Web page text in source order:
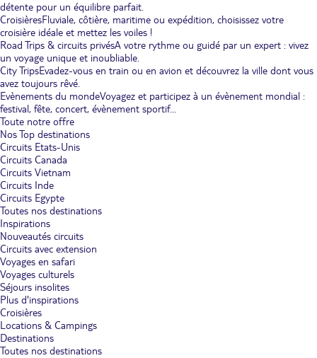
détente pour un équilibre parfait.
CroisièresFluviale, côtière, maritime ou expédition, choisissez votre
croisière idéale et mettez les voiles !
Road Trips & circuits privésA votre rythme ou guidé par un expert : vivez
un voyage unique et inoubliable.
City TripsEvadez-vous en train ou en avion et découvrez la ville dont vous
avez toujours rêvé.
Evènements du mondeVoyagez et participez à un évènement mondial :
festival, fête, concert, évènement sportif...
Toute notre offre
Nos Top destinations
Circuits Etats-Unis
Circuits Canada
Circuits Vietnam
Circuits Inde
Circuits Egypte
Toutes nos destinations
Inspirations
Nouveautés circuits
Circuits avec extension
Voyages en safari
Voyages culturels
Séjours insolites
Plus d'inspirations
Croisières
Locations & Campings
Destinations
Toutes nos destinations